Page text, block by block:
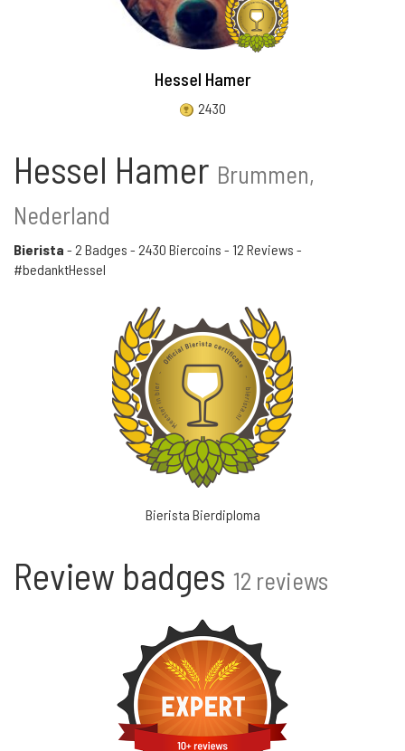
Hessel Hamer
2430
Hessel Hamer Brummen,
Nederland
Bierista - 2 Badges - 2430 Biercoins - 12 Reviews -
#bedanktHessel
Bierista Bierdiploma
Review badges 12 reviews